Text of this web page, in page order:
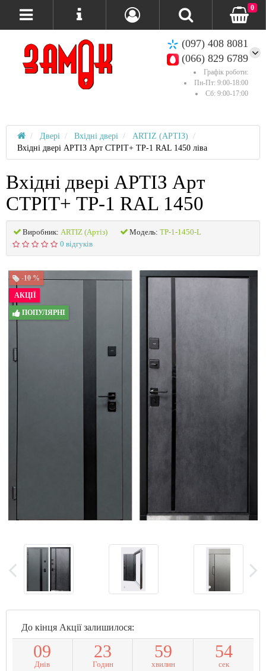
(097) 408 8081
(066) 829 6789
Графік роботи:
Пн-Пт: 9:00-18:00
Сб: 9:00-17:00
0
Двері Вхідні двері
ARTIZ (АРТІЗ)
Вхідні двері АРТІЗ Арт СТРІТ+ TP-1 RAL 1450 ліва
Вхідні двері АРТІЗ Арт
СТРІТ+ TP-1 RAL 1450
Виробник: ARTIZ (Артіз) Модель: TP-1-1450-L
0 відгуків
-10 %
АКЦІЇ
ПОПУЛЯРНІ
До кінця Акції залишилося:
09
Днів
23
Годин
59
хвилин
54
сек